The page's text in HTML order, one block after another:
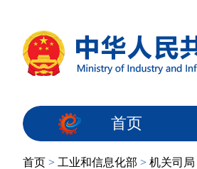
首页
首页 > 工业和信息化部 > 机关司局